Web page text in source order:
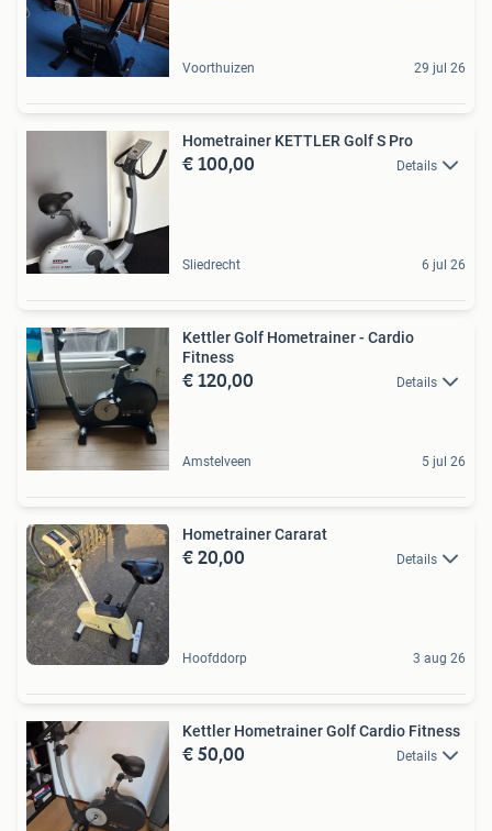
Voorthuizen 29 jul 26
Hometrainer KETTLER Golf S Pro
€ 100,00 Details
Sliedrecht 6 jul 26
Kettler Golf Hometrainer - Cardio
Fitness
€ 120,00 Details
Amstelveen 5 jul 26
Hometrainer Cararat
€ 20,00 Details
Hoofddorp 3 aug 26
Kettler Hometrainer Golf Cardio Fitness
€ 50,00 Details